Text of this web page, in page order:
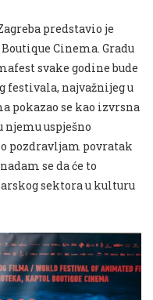
predstavio je
Cinema. Gradu
svake godine bude
festivala, najvažnijeg u
pokazao se kao izvrsna
njemu uspješno
pozdravljam povratak
se da će to
sektora u kulturu